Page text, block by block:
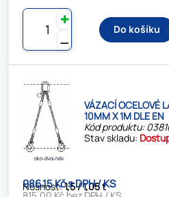
⚊
✚
Do košíku
VÁZACÍ OCELOVÉ
10MM X 1M DLE EN
Kód produktu:
Stav skladu:
Nosnost:1,5 / 1,05 t
986.15 Kč s DPH / KS